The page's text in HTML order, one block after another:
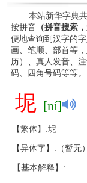
本站新华字典
按拼音（拼音搜索，
便地查询到汉字的
画、笔顺、部首等
历）、真人发音、
码、四角号码等等。
坭 [ní]
【繁体】:坭
【异体字】:（暂无）
【基本解释】: